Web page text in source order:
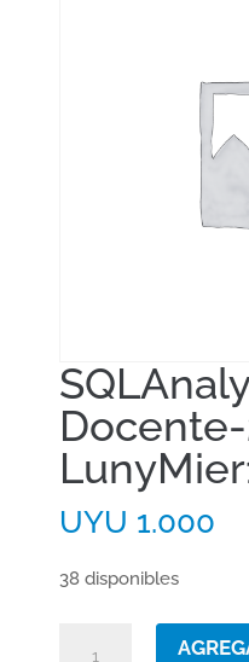
UYU 1.000
38 disponibles
SQLAnalytics1-